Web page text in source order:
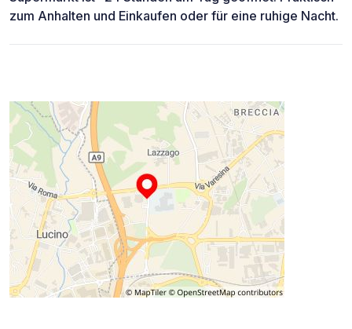
zum Anhalten und Einkaufen oder für eine ruhige Nacht.